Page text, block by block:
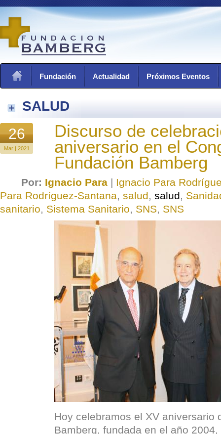
Fundación Actualidad Próximos Eventos
SALUD
26
Mar | 2021
Discurso de
aniversario en el
Fundación Bamberg
Por: Ignacio Para | Ignacio Para
Para Rodríguez-Santana, salud, salud,
sanitario, Sistema Sanitario, SNS, SNS
Hoy celebramos el XV aniversario
Bamberg, fundada en el año